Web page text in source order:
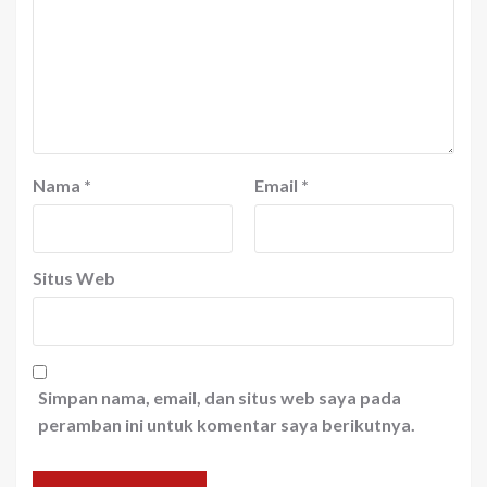
Nama * Email *
Situs Web
Simpan nama, email, dan situs web saya pada
peramban ini untuk komentar saya berikutnya.